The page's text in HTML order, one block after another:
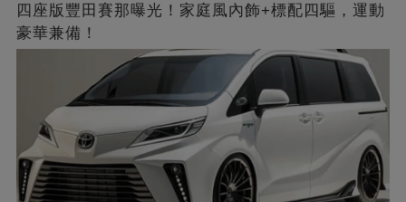
四座版豐田賽那曝光！家庭風內飾+標配四驅，運動
豪華兼備！